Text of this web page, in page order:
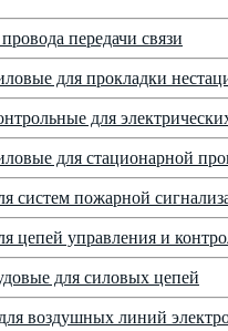
передачи связи
для прокладки
для
для стационарной
систем пожарной
цепей управления и
для силовых цепей
воздушных линий